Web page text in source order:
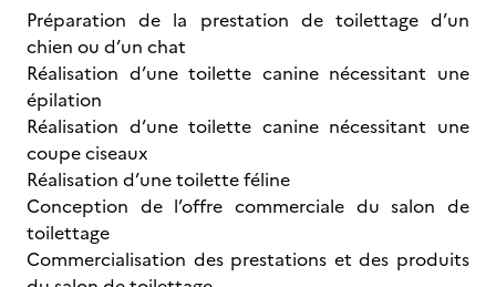
Préparation de la prestation de toilettage d’un
chien ou d’un chat
Réalisation d’une toilette canine nécessitant une
épilation
Réalisation d’une toilette canine nécessitant une
coupe ciseaux
Réalisation d’une toilette féline
Conception de l’offre commerciale du salon de
toilettage
Commercialisation des prestations et des produits